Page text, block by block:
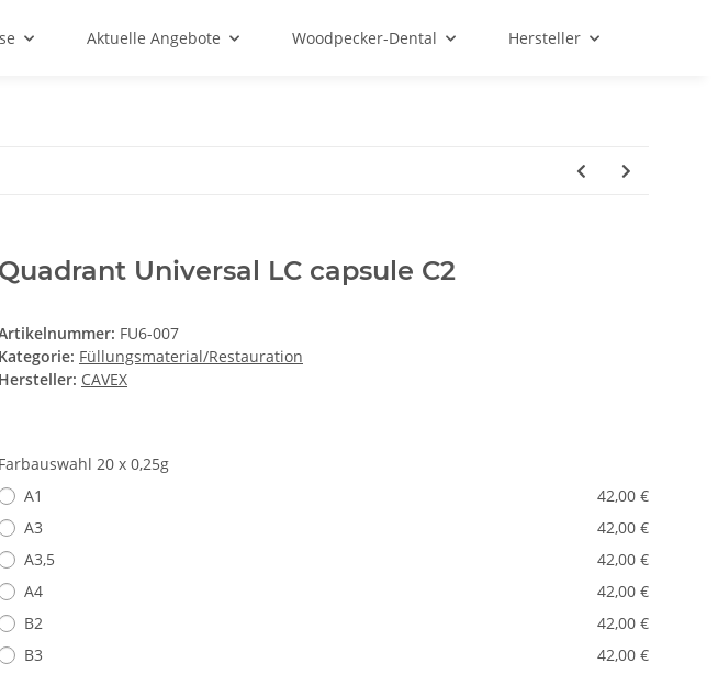
Aktuelle Angebote Woodpecker-Dental Hersteller
Quadrant Universal LC capsule C2
FU6-007
Kategorie: Füllungsmaterial/Restauration
Hersteller: CAVEX
Farbauswahl 20 x 0,25g
A1
42,00 €
A3
42,00 €
A3,5
42,00 €
A4
42,00 €
B2
42,00 €
B3
42,00 €